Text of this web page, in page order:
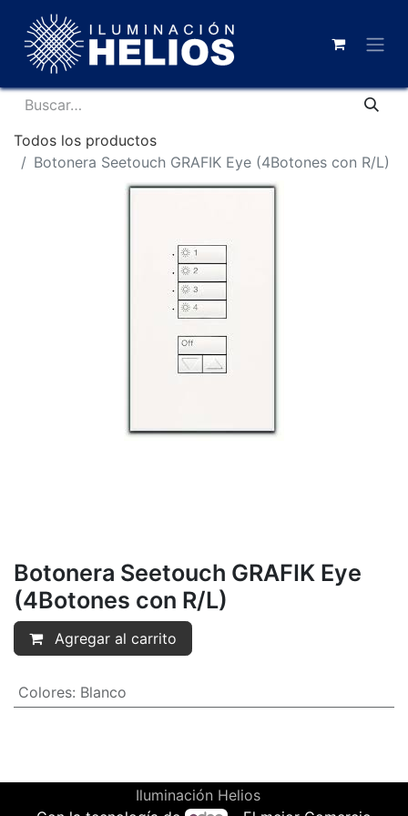
Todos los productos
Botonera Seetouch GRAFIK Eye (4Botones con R/L)
Botonera Seetouch GRAFIK Eye
(4Botones con R/L)
Agregar al carrito
Colores: Blanco
Iluminación Helios